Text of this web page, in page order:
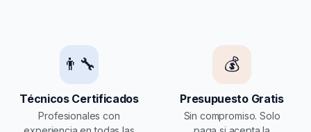
👨‍🔧
Técnicos Certificados
Profesionales con
💰
Presupuesto Gratis
Sin compromiso. Solo